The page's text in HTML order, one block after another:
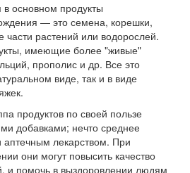
основном продукты
— это семена, корешки,
части растений или водорослей.
имеющие более "живые"
прополис и др. Все это
виде, так и в виде
продуктов по своей пользе
добавками; нечто среднее
лекарством. При
они могут повысить качество
и помочь в выздоровлении людям